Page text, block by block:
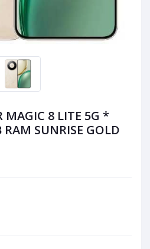
MAGIC 8 LITE 5G *
SUNRISE GOLD